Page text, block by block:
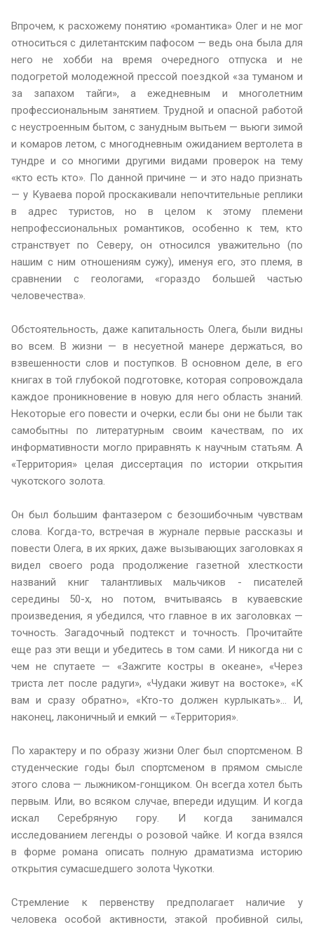
Впрочем, к расхожему понятию «романтика» Олег и не мог
относиться с дилетантским пафосом — ведь она была для
него не хобби на время очередного отпуска и не
подогретой молодежной прессой поездкой «за туманом и
за запахом тайги», а ежедневным и многолетним
профессиональным занятием. Трудной и опасной работой
с неустроенным бытом, с занудным вытьем — вьюги зимой
и комаров летом, с многодневным ожиданием вертолета в
тундре и со многими другими видами проверок на тему
«кто есть кто». По данной причине — и это надо признать
— у Куваева порой проскакивали непочтительные реплики
в адрес туристов, но в целом к этому племени
непрофессиональных романтиков, особенно к тем, кто
странствует по Северу, он относился уважительно (по
нашим с ним отношениям сужу), именуя его, это племя, в
сравнении с геологами, «гораздо большей частью
человечества».
Обстоятельность, даже капитальность Олега, были видны
во всем. В жизни — в несуетной манере держаться, во
взвешенности слов и поступков. В основном деле, в его
книгах в той глубокой подготовке, которая сопровождала
каждое проникновение в новую для него область знаний.
Некоторые его повести и очерки, если бы они не были так
самобытны по литературным своим качествам, по их
информативности могло приравнять к научным статьям. А
«Территория» целая диссертация по истории открытия
чукотского золота.
Он был большим фантазером с безошибочным чувствам
слова. Когда-то, встречая в журнале первые рассказы и
повести Олега, в их ярких, даже вызывающих заголовках я
видел своего рода продолжение газетной хлесткости
названий книг талантливых мальчиков - писателей
середины 50-х, но потом, вчитываясь в куваевские
произведения, я убедился, что главное в их заголовках —
точность. Загадочный подтекст и точность. Прочитайте
еще раз эти вещи и убедитесь в том сами. И никогда ни с
чем не спутаете — «Зажгите костры в океане», «Через
триста лет после радуги», «Чудаки живут на востоке», «К
вам и сразу обратно», «Кто-то должен курлыкать»… И,
наконец, лаконичный и емкий — «Территория».
По характеру и по образу жизни Олег был спортсменом. В
студенческие годы был спортсменом в прямом смысле
этого слова — лыжником-гонщиком. Он всегда хотел быть
первым. Или, во всяком случае, впереди идущим. И когда
искал Серебряную гору. И когда занимался
исследованием легенды о розовой чайке. И когда взялся
в форме романа описать полную драматизма историю
открытия сумасшедшего золота Чукотки.
Стремление к первенству предполагает наличие у
человека особой активности, этакой пробивной силы,